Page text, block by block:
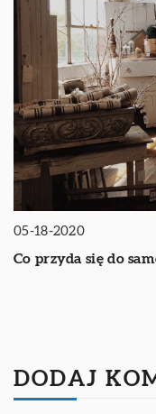
05-18-2020
Co przyda się do
DODAJ